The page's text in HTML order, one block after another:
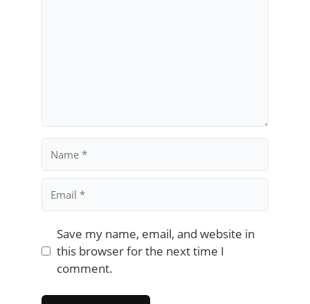
Save my name, email, and website in
this browser for the next time I
comment.